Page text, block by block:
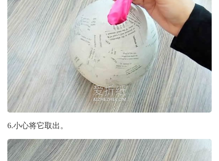
6.小心将它取出。